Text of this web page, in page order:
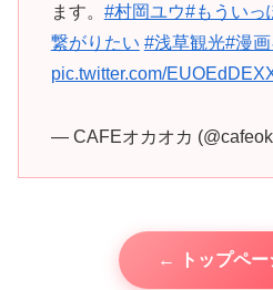
ます。 #村岡ユウ#もういっ
繋がりたい #浅草観光#漫
pic.twitter.com/
— CAFEオカオカ
← トップペー